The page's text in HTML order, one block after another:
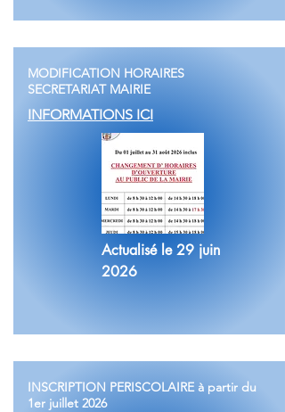
MODIFICATION HORAIRES
SECRETARIAT MAIRIE
INFORMATIONS ICI
Actualisé le 29 juin
2026
INSCRIPTION PERISCOLAIRE à partir du
1er juillet 2026